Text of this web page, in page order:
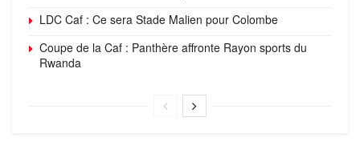
LDC Caf : Ce sera Stade Malien pour Colombe
Coupe de la Caf : Panthère affronte Rayon sports du
Rwanda